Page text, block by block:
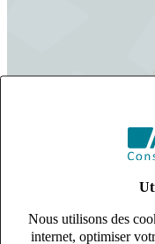
Nous utilisons des
internet, optimiser
s'adapter à vos
10 univers